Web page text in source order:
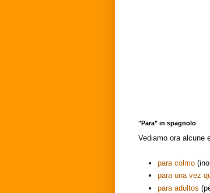
"Para" in spagnolo
Vediamo ora alcune
para colmo
para una vez
para adultos